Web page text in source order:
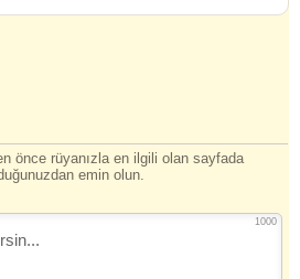
önce rüyanızla en ilgili olan sayfada
emin olun.
1000